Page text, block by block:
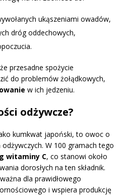
ukąszeniami owadów,
dróg oddechowych,
przesadne spożycie
do problemów żołądkowych,
w ich jedzeniu.
odżywcze?
kumkwat japoński, to owoc o
odżywczych. W 100 gramach tego
witaminy C, co stanowi około
dorosłych na ten składnik.
dla prawidłowego
i wspiera produkcję